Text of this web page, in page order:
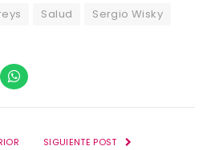
Salud Sergio Wisky
WhatsApp
SIGUIENTE POST